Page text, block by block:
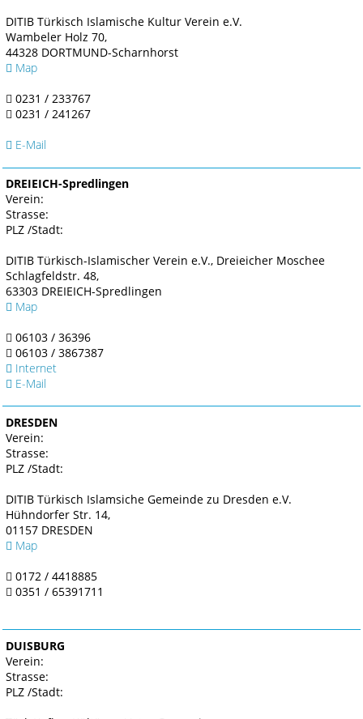
DITIB Türkisch Islamische Kultur Verein e.V.
Wambeler Holz 70,
44328 DORTMUND-Scharnhorst
Map
0231 / 233767
0231 / 241267
E-Mail
DREIEICH-Spredlingen
Verein:
Strasse:
PLZ /Stadt:
DITIB Türkisch-Islamischer Verein e.V., Dreieicher Moschee
Schlagfeldstr. 48,
63303 DREIEICH-Spredlingen
Map
06103 / 36396
06103 / 3867387
Internet
E-Mail
DRESDEN
Verein:
Strasse:
PLZ /Stadt:
DITIB Türkisch Islamsiche Gemeinde zu Dresden e.V.
Hühndorfer Str. 14,
01157 DRESDEN
Map
0172 / 4418885
0351 / 65391711
DUISBURG
Verein:
Strasse:
PLZ /Stadt: